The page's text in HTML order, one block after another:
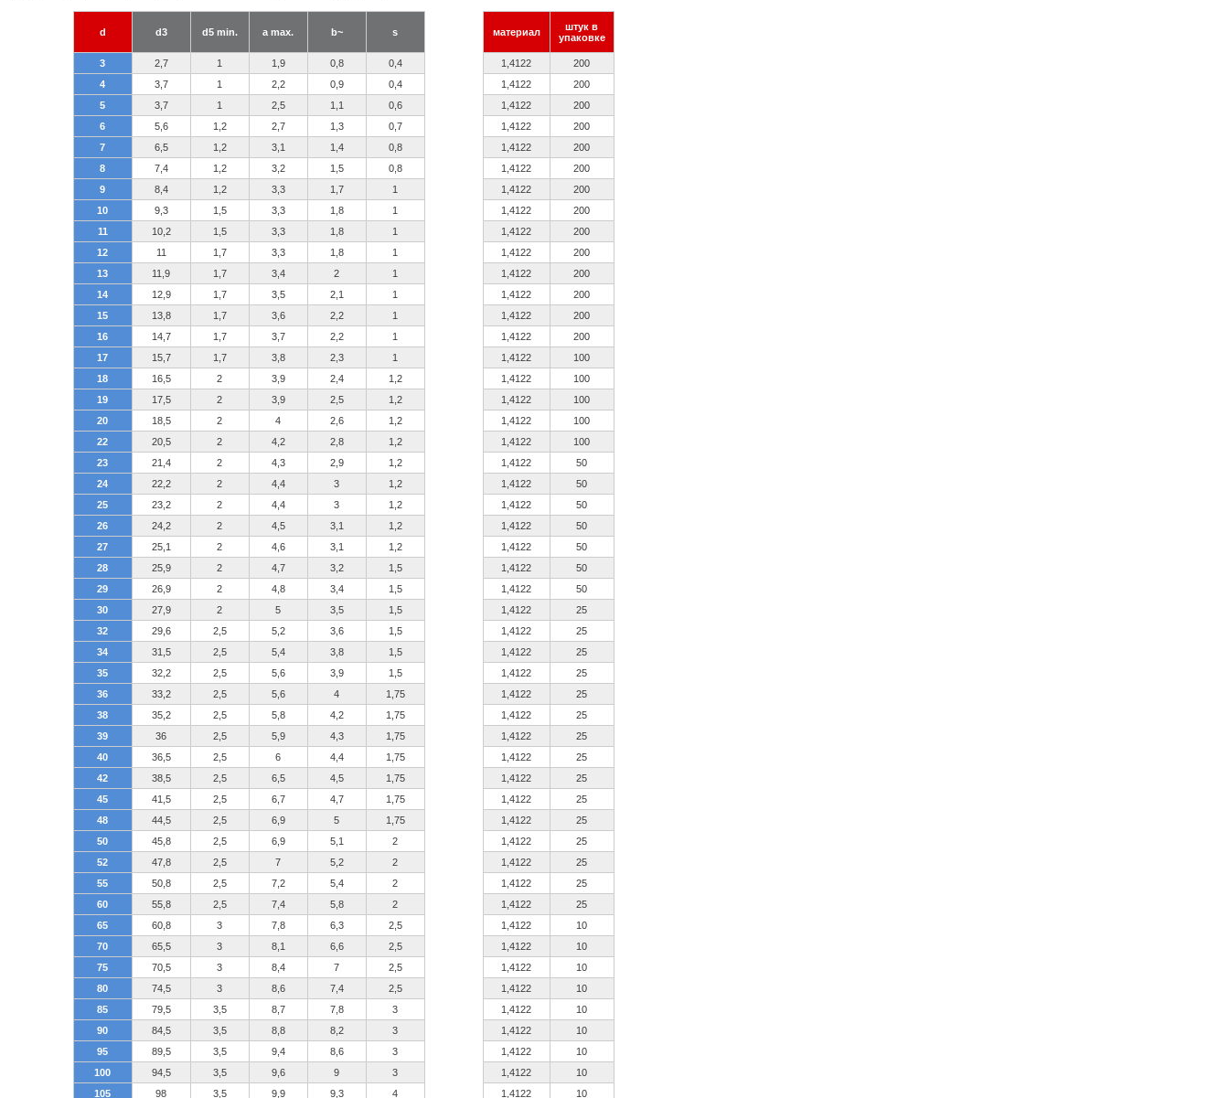
d d3 d5 min. a max. b~ s материал
штук в
упаковке
3 2,7 1 1,9 0,8 0,4 1,4122
200
4
3,7 1 2,2 0,9 0,4 1,4122
200
5
3,7 1 2,5 1,1 0,6 1,4122
200
6
5,6 1,2 2,7 1,3 0,7 1,4122
200
7
6,5 1,2 3,1 1,4 0,8 1,4122
200
8
7,4 1,2 3,2 1,5 0,8 1,4122
200
9
8,4 1,2 3,3 1,7 1 1,4122
200
10
9,3 1,5 3,3 1,8 1 1,4122
200
11
10,2 1,5 3,3 1,8 1 1,4122
200
12
11 1,7 3,3 1,8 1 1,4122
200
13
11,9 1,7 3,4 2 1 1,4122
200
14
12,9 1,7 3,5 2,1 1 1,4122
200
15
13,8 1,7 3,6 2,2 1 1,4122
200
16
14,7 1,7 3,7 2,2 1 1,4122
200
17
15,7 1,7 3,8 2,3 1 1,4122
100
18
16,5 2 3,9 2,4 1,2 1,4122
100
19
17,5 2 3,9 2,5 1,2 1,4122
100
20
18,5 2 4 2,6 1,2 1,4122
100
22
20,5 2 4,2 2,8 1,2 1,4122
100
23
21,4 2 4,3 2,9 1,2 1,4122
50
24
22,2 2 4,4 3 1,2 1,4122
50
25
23,2 2 4,4 3 1,2 1,4122
50
26
24,2 2 4,5 3,1 1,2 1,4122
50
27
25,1 2 4,6 3,1 1,2 1,4122
50
28
25,9 2 4,7 3,2 1,5 1,4122
50
29
26,9 2 4,8 3,4 1,5 1,4122
50
30
27,9 2 5 3,5 1,5 1,4122
25
32
29,6 2,5 5,2 3,6 1,5 1,4122
25
34
31,5 2,5 5,4 3,8 1,5 1,4122
25
35
32,2 2,5 5,6 3,9 1,5 1,4122
25
36
33,2 2,5 5,6 4 1,75 1,4122
25
38
35,2 2,5 5,8 4,2 1,75 1,4122
25
39
36 2,5 5,9 4,3 1,75 1,4122
25
40
36,5 2,5 6 4,4 1,75 1,4122
25
42
38,5 2,5 6,5 4,5 1,75 1,4122
25
45
41,5 2,5 6,7 4,7 1,75 1,4122
25
48
44,5 2,5 6,9 5 1,75 1,4122
25
50
45,8 2,5 6,9 5,1 2 1,4122
25
52
47,8 2,5 7 5,2 2 1,4122
25
55
50,8 2,5 7,2 5,4 2 1,4122
25
60
55,8 2,5 7,4 5,8 2 1,4122
25
65
60,8 3 7,8 6,3 2,5 1,4122
10
70
65,5 3 8,1 6,6 2,5 1,4122
10
75
70,5 3 8,4 7 2,5 1,4122
10
80
74,5 3 8,6 7,4 2,5 1,4122
10
85
79,5 3,5 8,7 7,8 3 1,4122
10
90
84,5 3,5 8,8 8,2 3 1,4122
10
95
89,5 3,5 9,4 8,6 3 1,4122
10
100
94,5 3,5 9,6 9 3 1,4122
10
105
98 3,5 9,9 9,3 4 1,4122
10